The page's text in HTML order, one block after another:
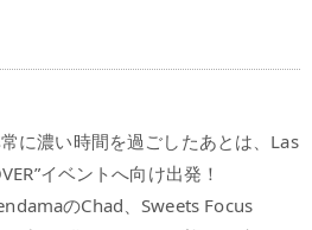
に濃い時間を過ごしたあとは、Las
イベントへ向け出発！
のChad、Sweets Focus